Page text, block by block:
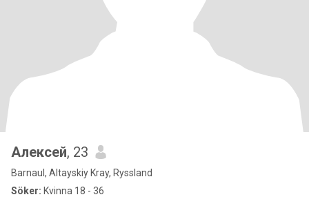
Алексей, 23
Barnaul, Altayskiy Kray, Ryssland
Söker: Kvinna 18 - 36